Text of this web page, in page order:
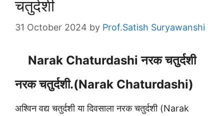
चतुर्दशी
31 October 2024 by Prof.Satish Suryawanshi
Narak Chaturdashi नरक चतुर्दशी
नरक चतुर्दशी.(Narak Chaturdashi)
अश्विन वद्य चतुर्दशी या दिवसाला नरक चतुर्दशी (Narak